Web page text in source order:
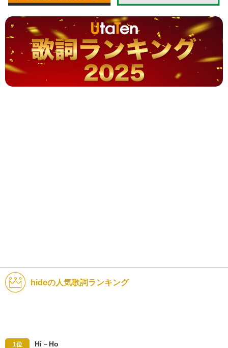
hideの人気歌詞ランキング
1位 Hi－Ho